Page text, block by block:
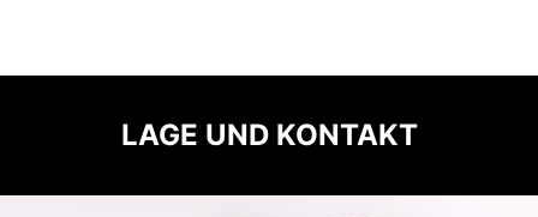
LAGE UND KONTAKT